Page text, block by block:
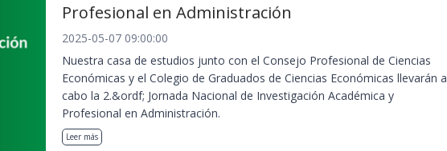
Profesional en Administración
2025-05-07 09:00:00
Nuestra casa de estudios junto con el Consejo Profesional de Ciencias
Económicas y el Colegio de Graduados de Ciencias Económicas llevarán a
cabo la 2.&ordf; Jornada Nacional de Investigación Académica y
Profesional en Administración.
Leer más